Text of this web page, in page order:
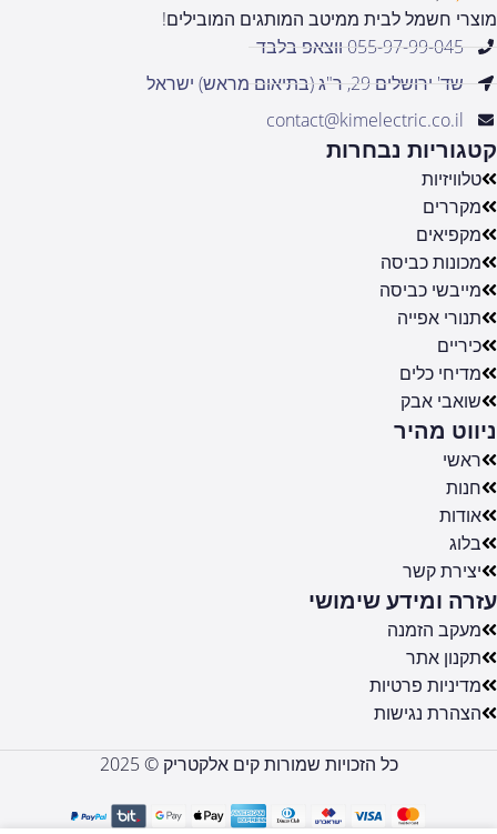
מוצרי חשמל לבית ממיטב המותגים המובילים!
055-97-99-045 ווצאפ בלבד
שד' ירושלים 29, ר"ג (בתיאום מראש) ישראל
contact@kimelectric.co.il
קטגוריות נבחרות
טלוויזיות
מקררים
מקפיאים
מכונות כביסה
מייבשי כביסה
תנורי אפייה
כיריים
מדיחי כלים
שואבי אבק
ניווט מהיר
ראשי
חנות
אודות
בלוג
יצירת קשר
עזרה ומידע שימושי
מעקב הזמנה
תקנון אתר
מדיניות פרטיות
הצהרת נגישות
כל הזכויות שמורות קים אלקטריק © 2025MBR-
BLU